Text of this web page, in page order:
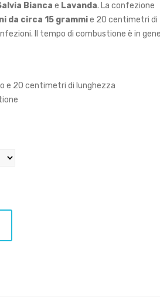
Salv
Bianca e Lavanda. La confezione
da circa 15 grammie 20 centimetri di
Il tempo di combustione è in
e 20 centimetri di lunghezza